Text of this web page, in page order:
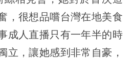
，很想品嚐台灣在地美食
成人直播只有一年半的時
立，讓她感到非常自豪，